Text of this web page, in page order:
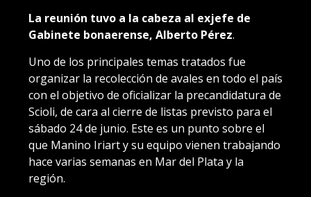
La reunión tuvo a la cabeza al exjefe de
Gabinete bonaerense, Alberto Pérez.
Uno de los principales temas tratados fue
organizar la recolección de avales en todo el país
con el objetivo de oficializar la precandidatura de
Scioli, de cara al cierre de listas previsto para el
sábado 24 de junio. Este es un punto sobre el
que Manino Iriart y su equipo vienen trabajando
hace varias semanas en Mar del Plata y la
región.